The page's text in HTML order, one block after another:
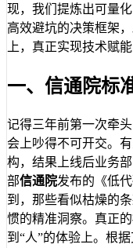
现，我们提炼出可量
高效避坑的决策框架
上，真正实现技术赋能
一、信通院标
记得三年前第一次牵
会上吵得不可开交。
构，结果上线后业务
部信通院发布的《低
到，那些看似枯燥的
惯的精准洞察。真正的
到“人”的体验上。根